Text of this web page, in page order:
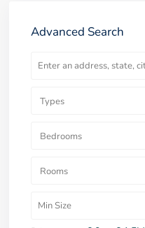
Advanced Search
Types
Bedrooms
Rooms